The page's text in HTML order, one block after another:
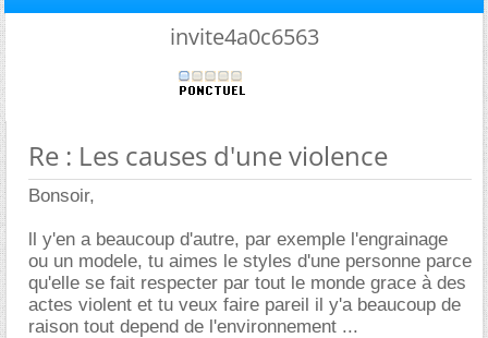
invite4a0c6563
Re : Les causes d'une violence
Bonsoir,
ll y'en a beaucoup d'autre, par exemple l'engrainage
ou un modele, tu aimes le styles d'une personne parce
qu'elle se fait respecter par tout le monde grace à des
actes violent et tu veux faire pareil il y'a beaucoup de
raison tout depend de l'environnement ...